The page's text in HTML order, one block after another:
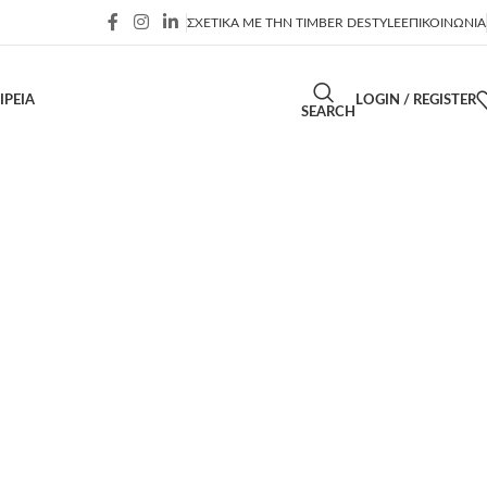
ΣΧΕΤΙΚΑ ΜΕ ΤΗΝ TIMBER DESTYLEΕΠΙΚΟΙΝΩΝΙΑ
SEARCH
LOGIN / REGISTER